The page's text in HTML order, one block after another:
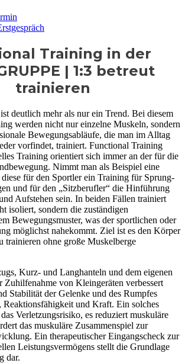
Training in der
| 1:3 betreut
trainieren
deutlich mehr als nur ein Trend. Bei diesem
werden nicht nur einzelne Muskeln, sondern
Bewegungsabläufe, die man im Alltag
vorfindet, trainiert. Functional Training
Training orientiert sich immer an der für die
Nimmt man als Beispiel eine
für den Sportler ein Training für Sprung-
und für den „Sitzberufler“ die Hinführung
Aufstehen sein. In beiden Fällen trainiert
isoliert, sondern die zuständigen
Bewegungsmuster, was der sportlichen oder
möglichst nahekommt. Ziel ist es den Körper
trainieren ohne große Muskelberge
Kurz- und Langhanteln und dem eigenen
Zuhilfenahme von Kleingeräten verbessert
Stabilität der Gelenke und des Rumpfes
und Kraft. Ein solches
Verletzungsrisiko, es reduziert muskuläre
das muskuläre Zusammenspiel zur
Ein therapeutischer Eingangscheck zur
Leistungsvermögens stellt die Grundlage
dar.